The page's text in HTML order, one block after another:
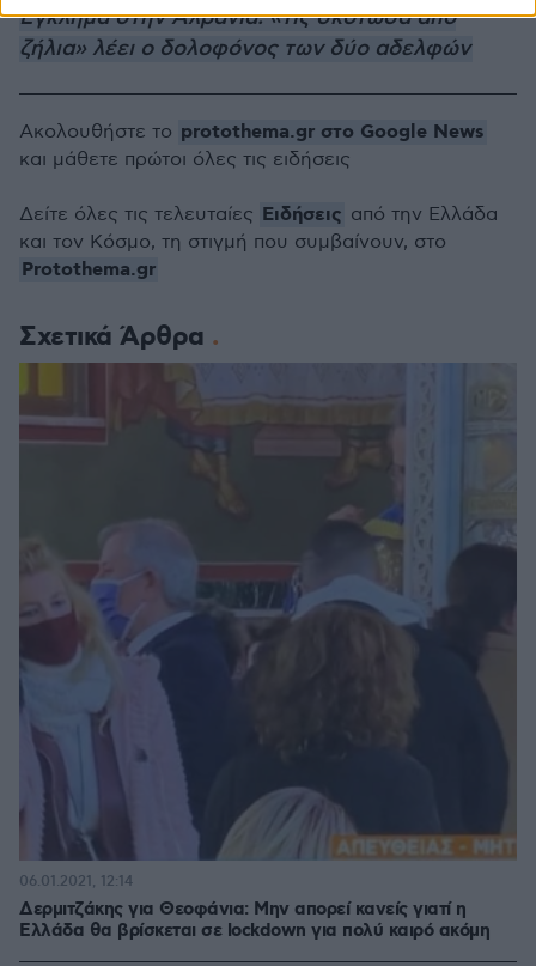
Έγκλημα στην Αλβανία: «Τις σκότωσα από
ζήλια» λέει ο δολοφόνος των δύο αδελφών
Σχετικά Άρθρα
Δερμιτζάκης για Θεοφάνια: Μην απορεί κανείς γιατί η
Ελλάδα θα βρίσκεται σε lockdown για πολύ καιρό ακόμη
06.01.2021, 12:14
Ακολουθήστε το protothema.gr στο Google News
και μάθετε πρώτοι όλες τις ειδήσεις
Δείτε όλες τις τελευταίες Ειδήσεις από την Ελλάδα
και τον Κόσμο, τη στιγμή που συμβαίνουν, στο
Protothema.gr